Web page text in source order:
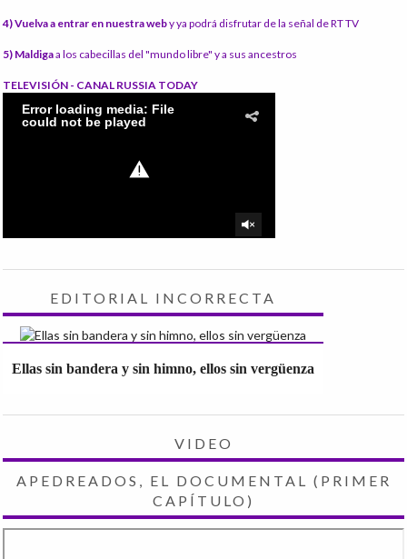
4) Vuelva a entrar en nuestra weby ya podrá disfrutar de la señal de RT TV
5) Maldigaa los cabecillas del "mundo libre" y a sus ancestros
TELEVISIÓN - CANAL RUSSIA TODAY
EDITORIAL INCORRECTA
Ellas sin bandera y sin himno, ellos sin vergüenza
VIDEO
APEDREADOS, EL DOCUMENTAL (PRIMER
CAPÍTULO)